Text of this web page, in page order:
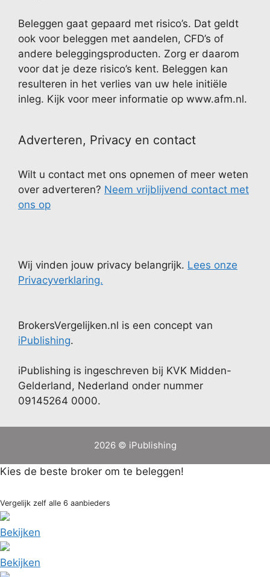
Beleggen gaat gepaard met risico’s. Dat geldt
ook voor beleggen met aandelen, CFD’s of
andere beleggingsproducten. Zorg er daarom
voor dat je deze risico’s kent. Beleggen kan
resulteren in het verlies van uw hele initiële
inleg. Kijk voor meer informatie op www.afm.nl.
Adverteren, Privacy en contact
Wilt u contact met ons opnemen of meer weten
over adverteren? Neem vrijblijvend contact met
ons op
Wij vinden jouw privacy belangrijk. Lees onze
Privacyverklaring.
BrokersVergelijken.nl is een concept van
iPublishing.
iPublishing is ingeschreven bij KVK Midden-
Gelderland, Nederland onder nummer
09145264 0000.
2026 © iPublishing
Kies de beste broker om te beleggen!
Vergelijk zelf alle 6 aanbieders
Bekijken
Bekijken